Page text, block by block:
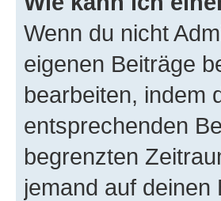
Wenn du nicht
eigenen Beiträge
bearbeiten, indem
entsprechenden
begrenzten
jemand auf